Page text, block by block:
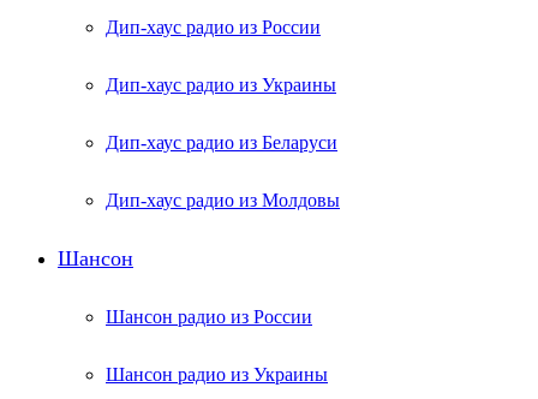
Дип-хаус радио из России
Дип-хаус радио из Украины
Дип-хаус радио из Беларуси
Дип-хаус радио из Молдовы
Шансон
Шансон радио из России
Шансон радио из Украины